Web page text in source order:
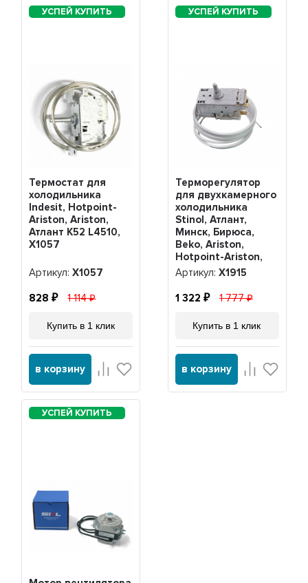
Термостат для
холодильника
Indesit, Hotpoint-
Ariston, Ariston,
Атлант K52 L4510,
Х1057
Артикул:Х1057
828 1 114
Купить в 1 клик
в корзину
Терморегулятор
для двухкамерного
холодильника
Stinol, Атлант,
Минск, Бирюса,
Beko, Ariston,
Hotpoint-Ariston,
Beko, Indesit K56-
L1915, Х1915
Артикул: Х1915
1 322 1 777
Купить в 1 клик
в корзину